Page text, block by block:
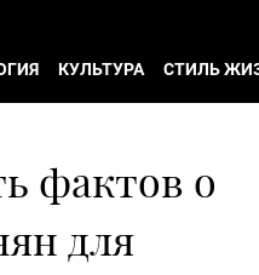
КУЛЬТУРА СТИЛЬ
фактов о
для